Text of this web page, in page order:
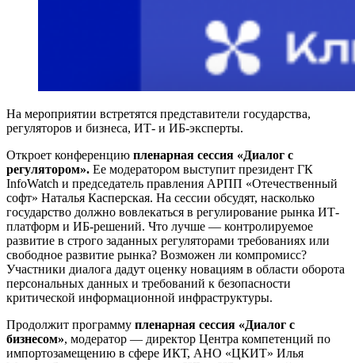
На мероприятии встретятся представители государства,
регуляторов и бизнеса, ИТ- и ИБ-эксперты.
Откроет конференцию пленарная сессия «Диалог с
регулятором». Ее модератором выступит президент ГК
InfoWatch и председатель правления АРПП «Отечественный
софт» Наталья Касперская. На сессии обсудят, насколько
государство должно вовлекаться в регулирование рынка ИТ-
платформ и ИБ-решений. Что лучше — контролируемое
развитие в строго заданных регуляторами требованиях или
свободное развитие рынка? Возможен ли компромисс?
Участники диалога дадут оценку новациям в области оборота
персональных данных и требований к безопасности
критической информационной инфраструктуры.
Продолжит программу пленарная сессия «Диалог с
бизнесом», модератор — директор Центра компетенций по
импортозамещению в сфере ИКТ, АНО «ЦКИТ» Илья